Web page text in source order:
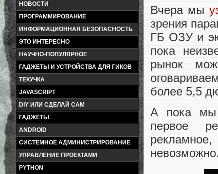
НОВОСТИ
ПРОГРАММИРОВАНИЕ
ИНФОРМАЦИОННАЯ БЕЗОПАСНОСТЬ
ЭТО ИНТЕРЕСНО
НАУЧНО-ПОПУЛЯРНОЕ
ГАДЖЕТЫ И УСТРОЙСТВА ДЛЯ ГИКОВ
ТЕКУЧКА
JAVASCRIPT
DIY ИЛИ СДЕЛАЙ САМ
ГАДЖЕТЫ
ANDROID
СИСТЕМНОЕ АДМИНИСТРИРОВАНИЕ
УПРАВЛЕНИЕ ПРОЕКТАМИ
PYTHON
Вчера мы
зрения
ГБ ОЗУ и
пока
рынок
более 5,5
А пока мы
первое